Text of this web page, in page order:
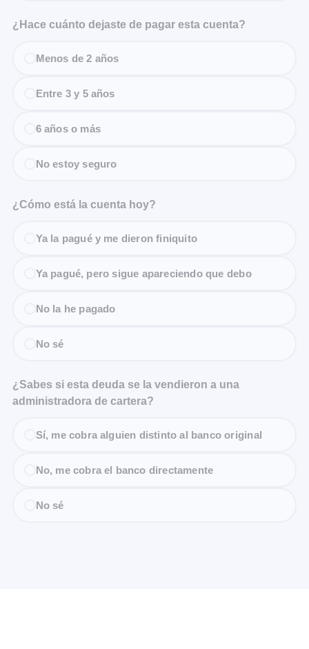
¿Hace cuánto dejaste de pagar esta cuenta?
Menos de 2 años
Entre 3 y 5 años
6 años o más
No estoy seguro
¿Cómo está la cuenta hoy?
Ya la pagué y me dieron finiquito
Ya pagué, pero sigue apareciendo que debo
No la he pagado
No sé
¿Sabes si esta deuda se la vendieron a una
administradora de cartera?
Sí, me cobra alguien distinto al banco original
No, me cobra el banco directamente
No sé